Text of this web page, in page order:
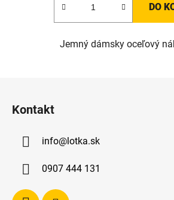
DO
Jemný dámsky oceľový
Kontakt
info@lotka.sk
0907 444 131